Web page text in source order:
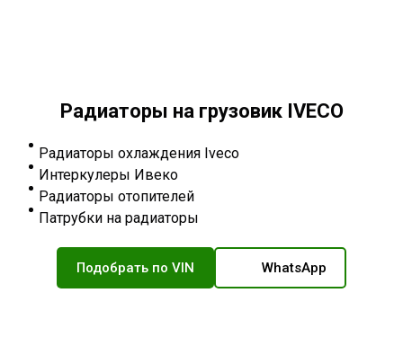
Радиаторы на грузовик IVECO
Радиаторы охлаждения Iveco
Интеркулеры Ивеко
Радиаторы отопителей
Патрубки на радиаторы
Подобрать по VIN WhatsApp